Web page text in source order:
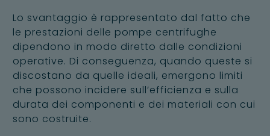
Lo svantaggio è rappresentato dal fatto che
le prestazioni delle pompe centrifughe
dipendono in modo diretto dalle condizioni
operative. Di conseguenza, quando queste si
discostano da quelle ideali, emergono limiti
che possono incidere sull’efficienza e sulla
durata dei componenti e dei materiali con cui
sono costruite.